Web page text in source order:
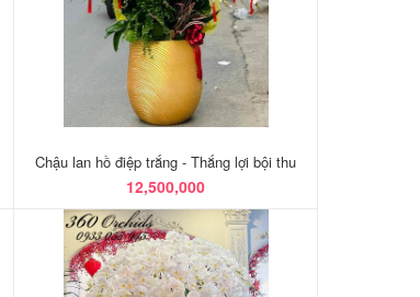
Chậu lan hồ điệp trắng - Thắng lợi bội thu
12,500,000